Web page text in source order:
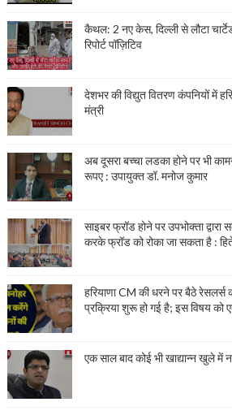
कैथल: 2 नए केस, दिल्ली से लौटा
रिपोर्ट पॉज़िटिव
देशभर की विद्युत वितरण कंपनियों में
मंत्री
अब दूसरा बच्चा लडका होने पर भी
रूपए : उपायुक्त डॉ. मनोज कुमार
साइबर फ्रॉड होने पर उपभोक्ता
करके फ्रॉड को रोका जा सकता है :
हरियाणा CM की धरने पर बैठे रेसलर्स
प्रक्रिया शुरू हो गई है; इस विषय को
एक साल बाद कोई भी खाद्यान्न खुले में